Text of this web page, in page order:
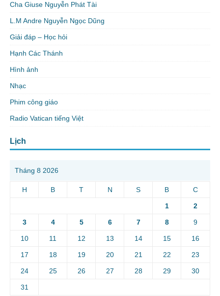
Cha Giuse Nguyễn Phát Tài
L.M Andre Nguyễn Ngọc Dũng
Giải đáp – Học hỏi
Hạnh Các Thánh
Hình ảnh
Nhạc
Phim công giáo
Radio Vatican tiếng Việt
Lịch
Tháng 8 2026
H B T N S B C
1 2
3 4 5 6 7 8 9
10 11 12 13 14 15 16
17 18 19 20 21 22 23
24 25 26 27 28 29 30
31